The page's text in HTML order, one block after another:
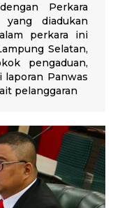
Perkara
yang diadukan
perkara ini
Selatan,
pengaduan,
laporan Panwas
pelanggaran